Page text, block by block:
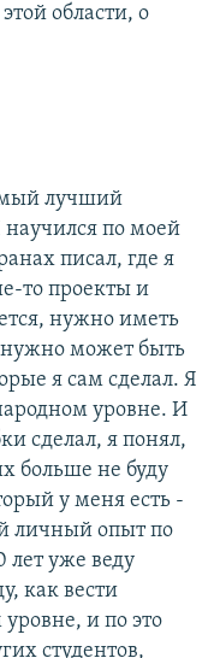
области, о
лучший
по моей
писал, где я
то проекты и
нужно иметь
может быть
я сам сделал. Я
уровне. И
сделал, я понял,
больше не буду
у меня есть -
личный опыт по
лет уже веду
как вести
и по это
студентов,